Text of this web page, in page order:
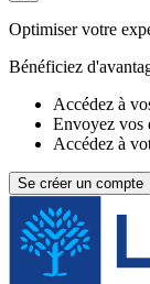
Optimiser votre
Bénéficiez
Accédez à
Envoyez vos
Accédez à
Se créer un compte